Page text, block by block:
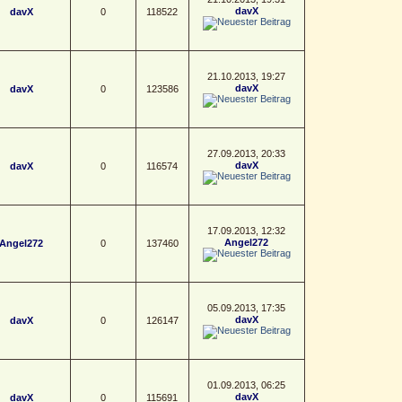
davX 0 118522
davX
davX 0 123586
21.10.2013, 19:27
davX
davX 0 116574
27.09.2013, 20:33
davX
Angel272 0 137460
17.09.2013, 12:32
Angel272
davX 0 126147
05.09.2013, 17:35
davX
davX 0 115691
01.09.2013, 06:25
davX